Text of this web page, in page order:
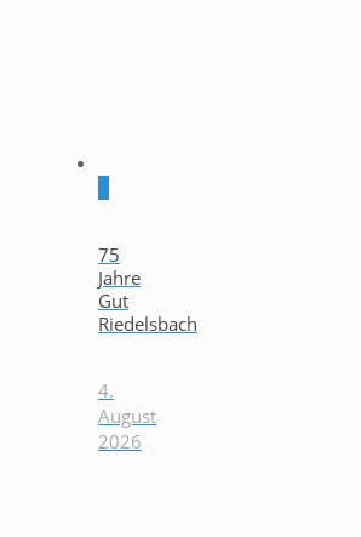
75
Jahre
Gut
Riedelsbach
4.
August
2026